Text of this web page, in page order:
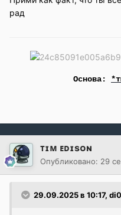
рад
Основа:
ᴛɪᴍ ᴇᴅɪsᴏɴ
Опубликовано: 29
29.09.2025 в 10:17,